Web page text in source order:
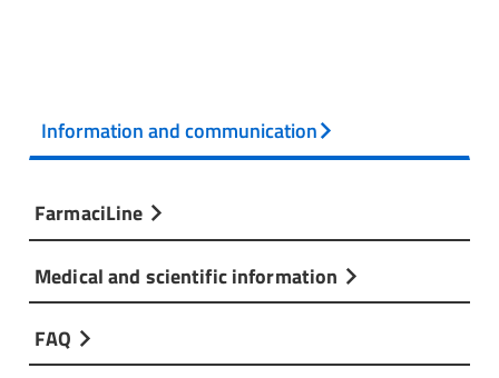
Information and communication
FarmaciLine
Medical and scientific information
FAQ